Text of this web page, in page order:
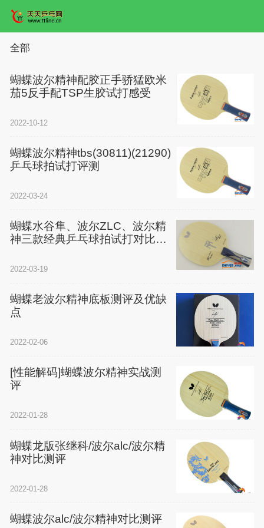
全部
蝴蝶波尔精神配胶正手骄猛欧米
茄5反手配TSP生胶试打感受
2022-10-12
蝴蝶波尔精神tbs(30811)(21290)
乒乓球拍试打评测
2022-03-24
蝴蝶水谷隼、波尔ZLC、波尔精
神三款经典乒乓球拍试打对比感
2022-03-19
蝴蝶老波尔精神底板测评及优缺
点
2022-02-06
[性能解码]蝴蝶波尔精神实战测
评
2022-01-28
蝴蝶龙版张继科/波尔alc/波尔精
神对比测评
2022-01-28
蝴蝶波尔alc/波尔精神对比测评